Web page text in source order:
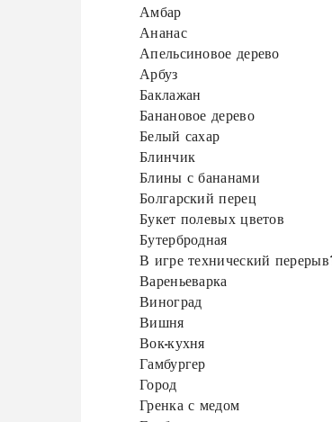
Амбар
Ананас
Апельсиновое дерево
Арбуз
Баклажан
Банановое дерево
Белый сахар
Блинчик
Блины с бананами
Болгарский перец
Букет полевых цветов
Бутербродная
В игре технический
Вареньеварка
Виноград
Вишня
Вок-кухня
Гамбургер
Город
Гренка с медом